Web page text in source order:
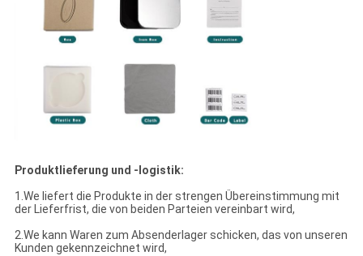
Produktlieferung und -logistik:
1.We liefert die Produkte in der strengen Übereinstimmung mit
der Lieferfrist, die von beiden Parteien vereinbart wird,
2.We kann Waren zum Absenderlager schicken, das von unseren
Kunden gekennzeichnet wird,